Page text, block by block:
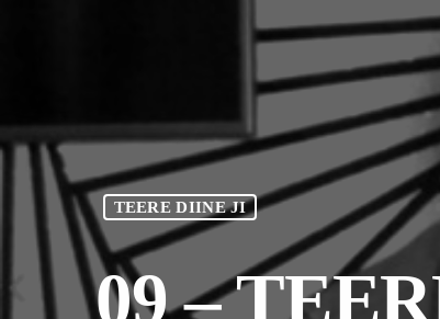
TEERE DIINE JI
09 –